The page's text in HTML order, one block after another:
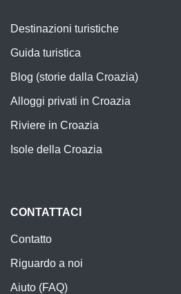
Destinazioni turistiche
Guida turistica
Blog (storie dalla Croazia)
Alloggi privati in Croazia
Riviere in Croazia
Isole della Croazia
CONTATTACI
Contatto
Riguardo a noi
Aiuto (FAQ)